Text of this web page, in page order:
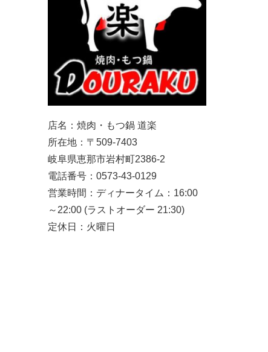
店名：焼肉・もつ鍋 道楽
所在地：〒509-7403
岐阜県恵那市岩村町2386-2
電話番号：0573-43-0129
営業時間：ディナータイム：16:00
～22:00 (ラストオーダー 21:30)
定休日：火曜日